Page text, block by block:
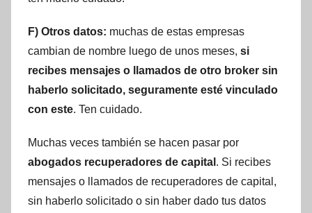
F) Otros datos: muchas de estas empresas
cambian de nombre luego de unos meses, si
recibes mensajes o llamados de otro broker sin
haberlo solicitado, seguramente esté vinculado
con este. Ten cuidado.
Muchas veces también se hacen pasar por
abogados recuperadores de capital . Si recibes
mensajes o llamados de recuperadores de capital,
sin haberlo solicitado o sin haber dado tus datos